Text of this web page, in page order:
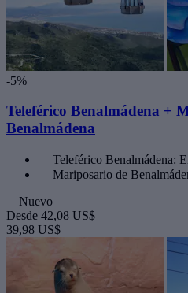
-5%
Teleférico Benalmádena +
Benalmádena
Teleférico Benalmádena:
Mariposario de
Nuevo
Desde 42,08 US$
39,98 US$